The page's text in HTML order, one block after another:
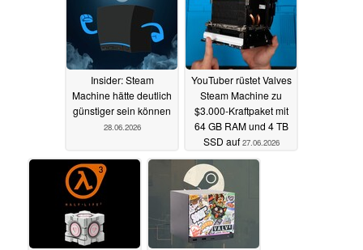
Insider: Steam
Machine hätte deutlich
günstiger sein können
28.06.2026
YouTuber rüstet Valves
Steam Machine zu
$3.000-Kraftpaket mit
64 GB RAM und 4 TB
SSD auf 27.06.2026